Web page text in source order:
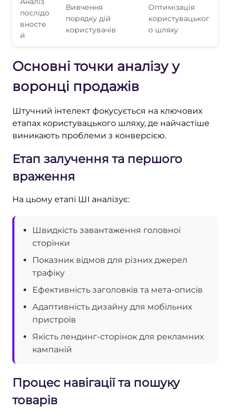
послідо
вносте
й
Вивчення
порядку дій
користувачів
Оптимізація
користувацьког
о шляху
Основні точки аналізу у
воронці продажів
Штучний інтелект фокусується на ключових
етапах користувацького шляху, де найчастіше
виникають проблеми з конверсією.
Етап залучення та першого
враження
На цьому етапі ШІ аналізує:
Швидкість завантаження головної
сторінки
Показник відмов для різних джерел
трафіку
Ефективність заголовків та мета-описів
Адаптивність дизайну для мобільних
пристроїв
Якість лендинг-сторінок для рекламних
кампаній
Процес навігації та пошуку
товарів